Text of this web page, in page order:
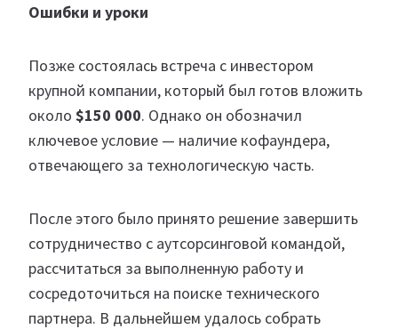
Ошибки и уроки
Позже состоялась встреча с инвестором
крупной компании, который был готов вложить
около $150 000. Однако он обозначил
ключевое условие — наличие кофаундера,
отвечающего за технологическую часть.
После этого было принято решение завершить
сотрудничество с аутсорсинговой командой,
рассчитаться за выполненную работу и
сосредоточиться на поиске технического
партнера. В дальнейшем удалось собрать